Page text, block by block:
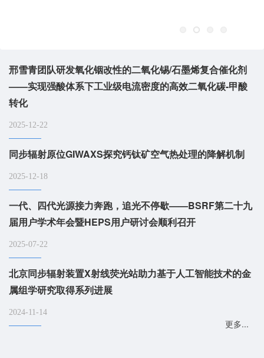
邢雪青团队研发氧化铟改性的二氧化锡/石墨烯复合催化剂
——实现强酸体系下工业级电流密度的高效二氧化碳-甲酸
转化
2025-12-22
同步辐射原位GIWAXS探究钙钛矿空气热处理的降解机制
2025-12-18
一代、四代光源接力奔跑，追光不停歇——BSRF第二十九
届用户学术年会暨HEPS用户研讨会顺利召开
2025-07-22
北京同步辐射装置X射线荧光站助力基于人工智能技术的金
属组学研究取得系列进展
2024-11-14
更多...